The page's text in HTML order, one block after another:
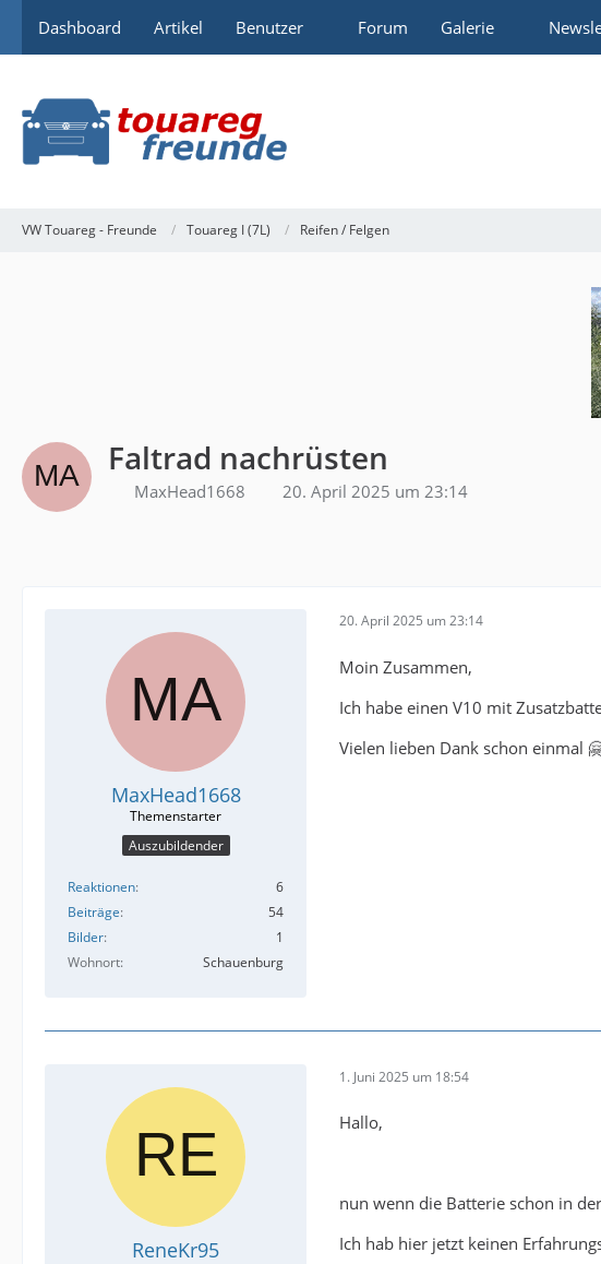
Dashboard Artikel Benutzer Forum Galerie
VW Touareg - Freunde Touareg I (7L) Reifen / Felgen
Faltrad nachrüsten
MaxHead1668 20. April 2025 um 23:14
MaxHead1668
Auszubildender
Reaktionen
6
Beiträge
54
Bilder
1
Wohnort
Schauenburg
20. April 2025 um 23:14
Moin Zusammen,
Ich habe einen V10 mit
Vielen lieben Dank schon einmal
ReneKr95
1. Juni 2025 um 18:54
Hallo,
nun wenn die Batterie schon in
Ich hab hier jetzt keinen